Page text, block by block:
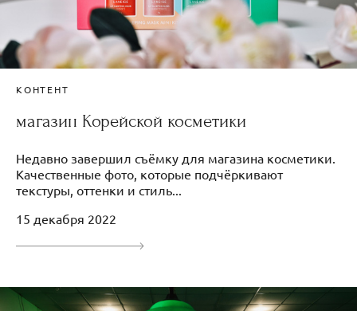
КОНТЕНТ
магазин Корейской косметики
Недавно завершил съёмку для магазина косметики.
Качественные фото, которые подчёркивают
текстуры, оттенки и стиль...
15 декабря 2022